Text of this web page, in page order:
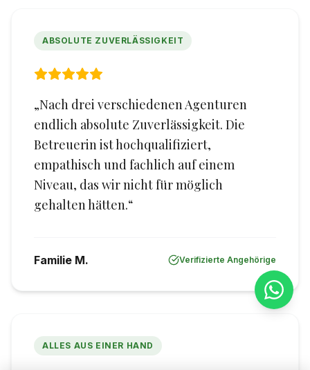
ABSOLUTE ZUVERLÄSSIGKEIT
„Nach drei verschiedenen Agenturen
endlich absolute Zuverlässigkeit. Die
Betreuerin ist hochqualifiziert,
empathisch und fachlich auf einem
Niveau, das wir nicht für möglich
gehalten hätten.“
Familie M. Verifizierte Angehörige
ALLES AUS EINER HAND